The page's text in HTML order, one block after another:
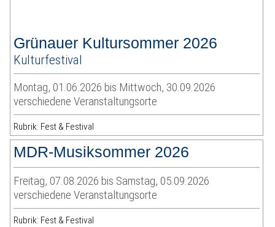
Grünauer Kultursommer 2026
Kulturfestival
Montag, 01.06.2026 bis Mittwoch, 30.09.2026
verschiedene Veranstaltungsorte
Rubrik: Fest & Festival
MDR-Musiksommer 2026
Freitag, 07.08.2026 bis Samstag, 05.09.2026
verschiedene Veranstaltungsorte
Rubrik: Fest & Festival